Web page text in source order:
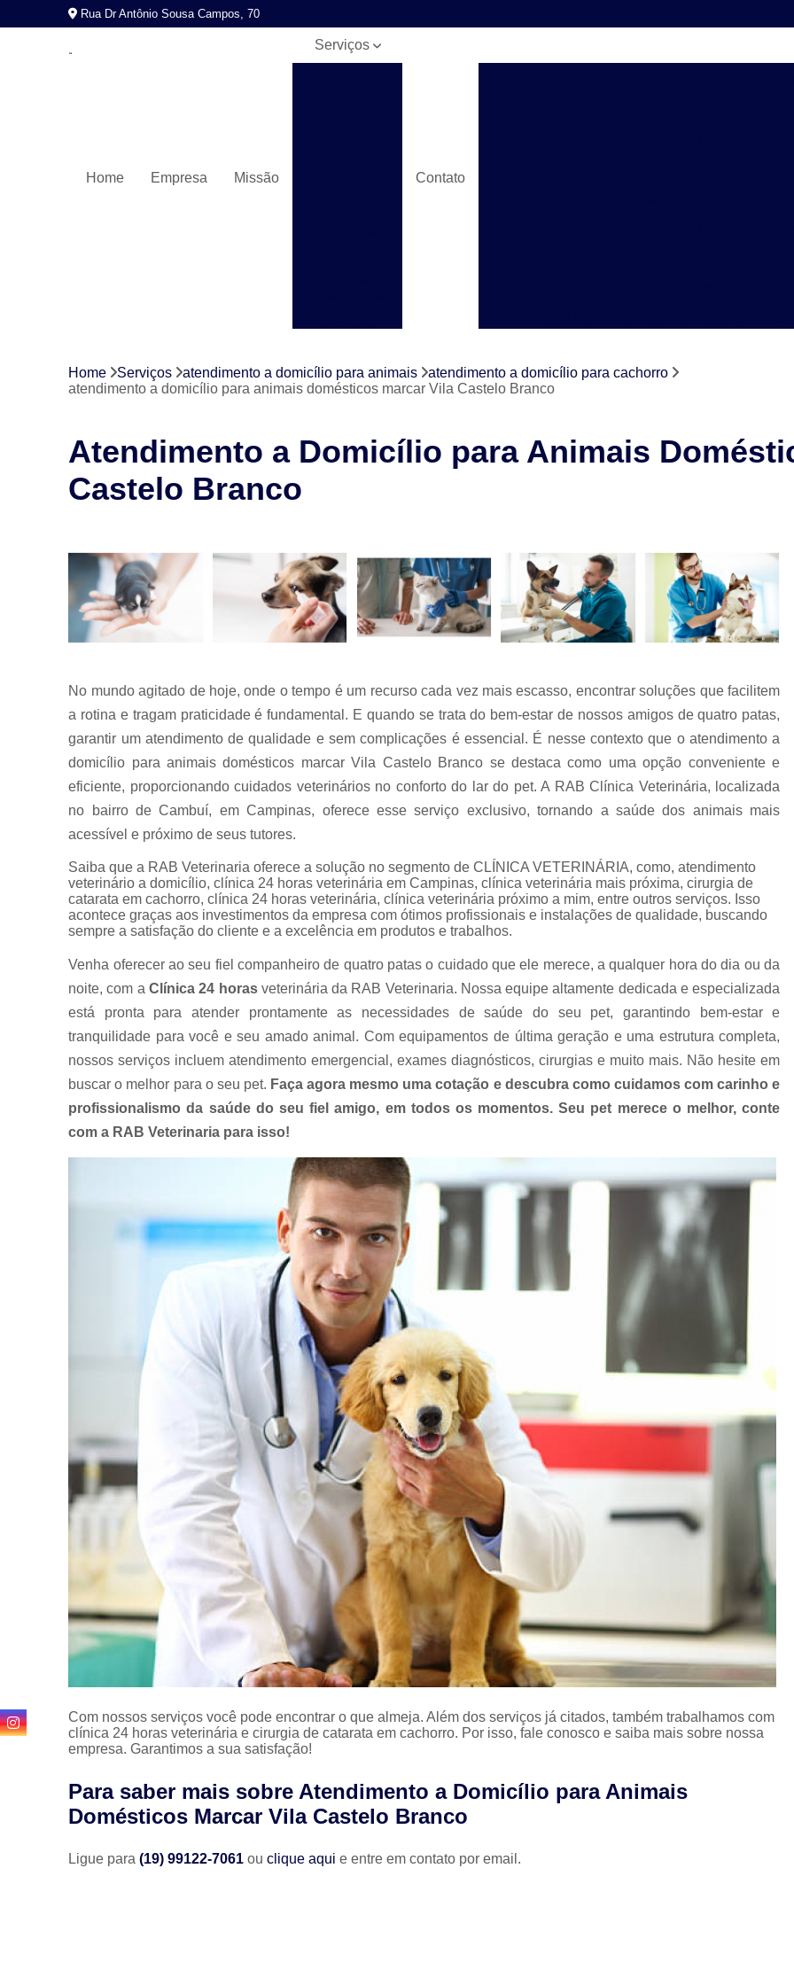
Rua Dr Antônio Sousa Campos, 70
Home Empresa Missão
Serviços
Exames
laboratoriais
animais
Odontologia
para animais
Odontologia
para animais
de estimação
para pet
Ozonioterapia
animal
Veterinários
Contato
Check-up Veterinário em Cachorro
Cirurgia em Animais Campinas
Cirurgia para Cachorros de
Cirurgia de Castração de Cachorro
Cirurgia de Catarata em Cachorro
Cirurgia
Cirurgia para Cachorro Campinas
Clínica 24 Horas Veterinária
Clínica
Clínica Veterinária Campinas
Clínica Veterinária com Atendimento
Clínica
Clínica Veterinária Próximo a Mim
Clínica
Consulta para Cachorro
Consulta
Consulta Veterinária Dermatológica para
Consulta Veterinária para
Consulta Veterinária para Gatos
Exames Laboratoriais Animais
Exames Laboratoriais para Animais
Exames Laboratoriais para Cachorro
Exames Laboratoriais para Cães e
Exames Laboratoriais para
Exame Cardiograma para
Exame de Sangue para Gato
Exame de Ultrassom para Gato
Exame para Animais
Laserterapia para Animais
Laserterapia para Animais Pequenos
Laserterapia para Cães e
Laserterapia para Gatos e Cachorros
Limpeza de Tártaro Canino
Limpeza de
Limpeza de Tártaro em Cães
Limpeza de
Limpeza Dentária Canina
Limpeza Tártaro São Paulo
Odonto para Cães e Gatos
Odonto para
Odonto Veterinário
Odontologia Veterinária
Odontologia para Cachorros
Home Serviços atendimento a domicílio para animais
atendimento a domicílio para cachorro
atendimento a domicílio para animais domésticos marcar Vila Castelo Branco
Atendimento a Domicílio para Animais
Castelo Branco
No mundo agitado de hoje, onde o tempo é um recurso cada vez mais escasso, encontrar soluções que facilitem
a rotina e tragam praticidade é fundamental. E quando se trata do bem-estar de nossos amigos de quatro patas,
garantir um atendimento de qualidade e sem complicações é essencial. É nesse contexto que o atendimento a
domicílio para animais domésticos marcar Vila Castelo Branco se destaca como uma opção conveniente e
eficiente, proporcionando cuidados veterinários no conforto do lar do pet. A RAB Clínica Veterinária, localizada
no bairro de Cambuí, em Campinas, oferece esse serviço exclusivo, tornando a saúde dos animais mais
acessível e próximo de seus tutores.
Saiba que a RAB Veterinaria oferece a solução no segmento de CLÍNICA VETERINÁRIA, como, atendimento
veterinário a domicílio, clínica 24 horas veterinária em Campinas, clínica veterinária mais próxima, cirurgia de
catarata em cachorro, clínica 24 horas veterinária, clínica veterinária próximo a mim, entre outros serviços. Isso
acontece graças aos investimentos da empresa com ótimos profissionais e instalações de qualidade, buscando
sempre a satisfação do cliente e a excelência em produtos e trabalhos.
Venha oferecer ao seu fiel companheiro de quatro patas o cuidado que ele merece, a qualquer hora do dia ou da
noite, com a Clínica 24 horasveterinária da RAB Veterinaria. Nossa equipe altamente dedicada e especializada
está pronta para atender prontamente as necessidades de saúde do seu pet, garantindo bem-estar e
tranquilidade para você e seu amado animal. Com equipamentos de última geração e uma estrutura completa,
nossos serviços incluem atendimento emergencial, exames diagnósticos, cirurgias e muito mais. Não hesite em
buscar o melhor para o seu pet. Faça agora mesmo uma cotação e descubra como cuidamos com carinho e
profissionalismo da saúde do seu fiel amigo, em todos os momentos. Seu pet merece o melhor, conte
com a RAB Veterinaria para isso!
Com nossos serviços você pode encontrar o que almeja. Além dos serviços já citados, também trabalhamos com
clínica 24 horas veterinária e cirurgia de catarata em cachorro. Por isso, fale conosco e saiba mais sobre nossa
empresa. Garantimos a sua satisfação!
Para saber mais sobre Atendimento a Domicílio para Animais
Domésticos Marcar Vila Castelo Branco
Ligue para(19) 99122-7061ouclique aqui e entre em contato por email.